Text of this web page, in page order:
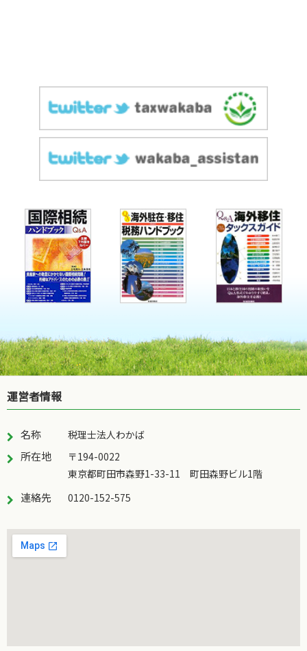
運営者情報
名称 税理士法人わかば
所在地
〒194-0022
東京都町田市森野1-33-11 町田森野ビル1階
連絡先 0120-152-575